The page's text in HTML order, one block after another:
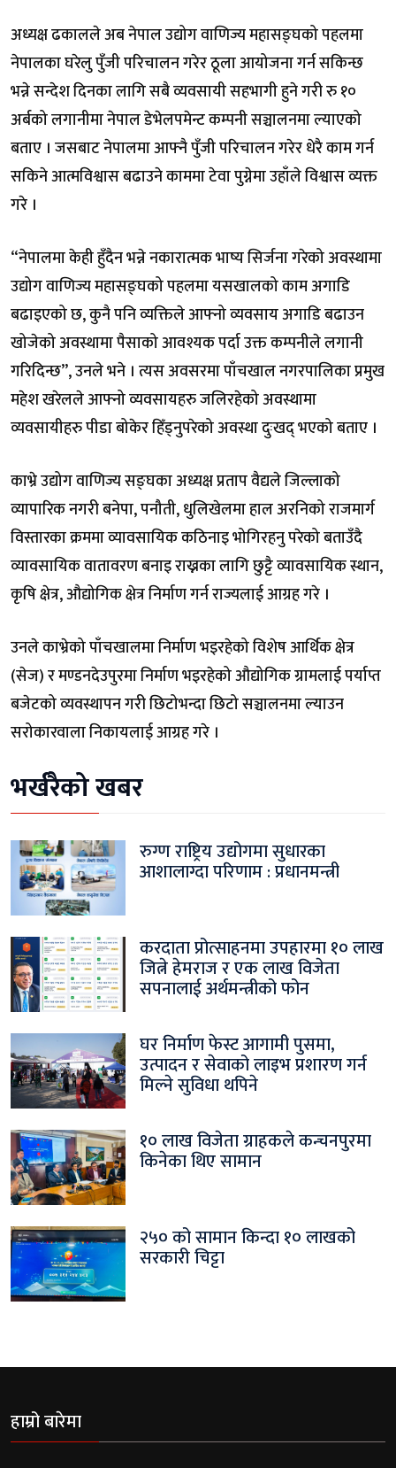
अध्यक्ष ढकालले अब नेपाल उद्योग वाणिज्य महासङ्घको पहलमा
नेपालका घरेलु पुँजी परिचालन गरेर ठूला आयोजना गर्न सकिन्छ
भन्ने सन्देश दिनका लागि सबै व्यवसायी सहभागी हुने गरी रु १०
अर्बको लगानीमा नेपाल डेभेलपमेन्ट कम्पनी सञ्चालनमा ल्याएको
बताए । जसबाट नेपालमा आफ्नै पुँजी परिचालन गरेर धेरै काम गर्न
सकिने आत्मविश्वास बढाउने काममा टेवा पुग्नेमा उहाँले विश्वास व्यक्त
गरे ।
“नेपालमा केही हुँदैन भन्ने नकारात्मक भाष्य सिर्जना गरेको अवस्थामा
उद्योग वाणिज्य महासङ्घको पहलमा यसखालको काम अगाडि
बढाइएको छ, कुनै पनि व्यक्तिले आफ्नो व्यवसाय अगाडि बढाउन
खोजेको अवस्थामा पैसाको आवश्यक पर्दा उक्त कम्पनीले लगानी
गरिदिन्छ”, उनले भने । त्यस अवसरमा पाँचखाल नगरपालिका प्रमुख
महेश खरेलले आफ्नो व्यवसायहरु जलिरहेको अवस्थामा
व्यवसायीहरु पीडा बोकेर हिँड्नुपरेको अवस्था दुःखद् भएको बताए ।
काभ्रे उद्योग वाणिज्य सङ्घका अध्यक्ष प्रताप वैद्यले जिल्लाको
व्यापारिक नगरी बनेपा, पनौती, धुलिखेलमा हाल अरनिको राजमार्ग
विस्तारका क्रममा व्यावसायिक कठिनाइ भोगिरहनु परेको बताउँदै
व्यावसायिक वातावरण बनाइ राख्नका लागि छुट्टै व्यावसायिक स्थान,
कृषि क्षेत्र, औद्योगिक क्षेत्र निर्माण गर्न राज्यलाई आग्रह गरे ।
उनले काभ्रेको पाँचखालमा निर्माण भइरहेको विशेष आर्थिक क्षेत्र
(सेज) र मण्डनदेउपुरमा निर्माण भइरहेको औद्योगिक ग्रामलाई पर्याप्त
बजेटको व्यवस्थापन गरी छिटोभन्दा छिटो सञ्चालनमा ल्याउन
सरोकारवाला निकायलाई आग्रह गरे ।
भर्खरैको खबर
रुग्ण राष्ट्रिय उद्योगमा सुधारका
आशालाग्दा परिणाम : प्रधानमन्त्री
करदाता प्रोत्साहनमा उपहारमा १० लाख
जित्ने हेमराज र एक लाख विजेता
सपनालाई अर्थमन्त्रीको फोन
घर निर्माण फेस्ट आगामी पुसमा,
उत्पादन र सेवाको लाइभ प्रशारण गर्न
मिल्ने सुविधा थपिने
१० लाख विजेता ग्राहकले कन्चनपुरमा
किनेका थिए सामान
२५० को सामान किन्दा १० लाखको
सरकारी चिट्टा
हाम्रो बारेमा